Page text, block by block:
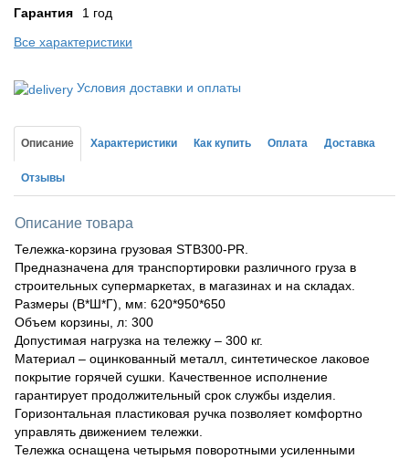
Гарантия
1 год
Все характеристики
Условия доставки и оплаты
Описание Характеристики Как купить Оплата Доставка
Отзывы
Описание товара
Тележка-корзина грузовая STB300-PR.
Предназначена для транспортировки различного груза в
строительных супермаркетах, в магазинах и на складах.
Размеры (В*Ш*Г), мм: 620*950*650
Объем корзины, л: 300
Допустимая нагрузка на тележку – 300 кг.
Материал – оцинкованный металл, синтетическое лаковое
покрытие горячей сушки. Качественное исполнение
гарантирует продолжительный срок службы изделия.
Горизонтальная пластиковая ручка позволяет комфортно
управлять движением тележки.
Тележка оснащена четырьмя поворотными усиленными